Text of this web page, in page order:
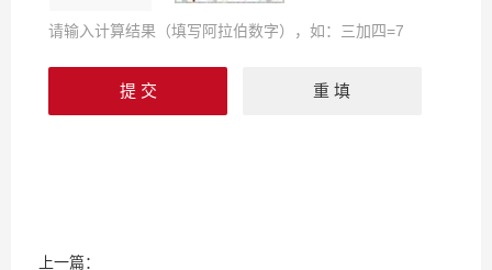
请输入计算结果（填写阿拉伯数字），如：三加四=7
上一篇：